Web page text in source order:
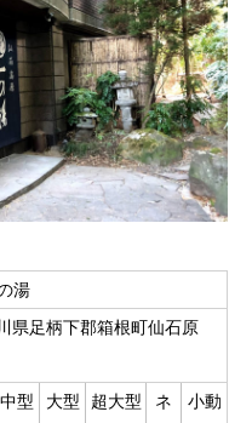
湯
県足柄下郡箱根町仙石原
中型
大型
超大型
ネ
小動